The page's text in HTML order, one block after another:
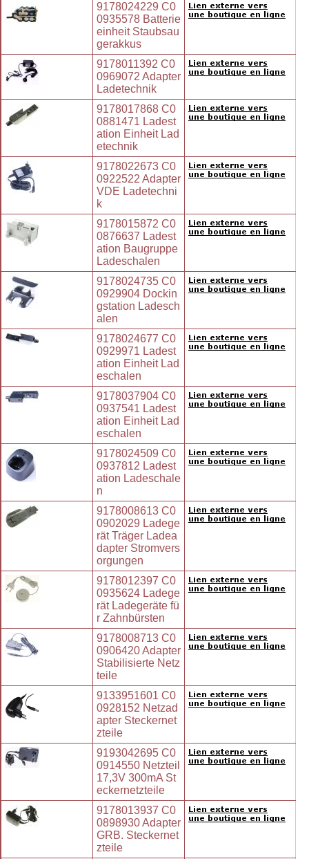
9178024229 C0
0935578 Batterie
einheit Staubsau
gerakkus
9178011392 C0
0969072 Adapter
Ladetechnik
9178017868 C0
0881471 Ladest
ation Einheit Lad
etechnik
9178022673 C0
0922522 Adapter
VDE Ladetechni
k
9178015872 C0
0876637 Ladest
ation Baugruppe
Ladeschalen
9178024735 C0
0929904 Dockin
gstation Ladesch
alen
9178024677 C0
0929971 Ladest
ation Einheit Lad
eschalen
9178037904 C0
0937541 Ladest
ation Einheit Lad
eschalen
9178024509 C0
0937812 Ladest
ation Ladeschale
n
9178008613 C0
0902029 Ladege
rät Träger Ladea
dapter Stromvers
orgungen
9178012397 C0
0935624 Ladege
rät Ladegeräte fü
r Zahnbürsten
9178008713 C0
0906420 Adapter
Stabilisierte Netz
teile
9133951601 C0
0928152 Netzad
apter Steckernet
zteile
9193042695 C0
0914550 Netzteil
17,3V 300mA St
eckernetzteile
9178013937 C0
0898930 Adapter
GRB. Steckernet
zteile